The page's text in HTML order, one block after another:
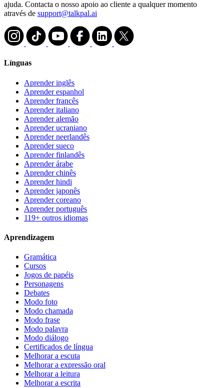
ajuda. Contacta o nosso apoio ao cliente a qualquer momento
através de support@talkpal.ai
Línguas
Aprender inglês
Aprender espanhol
Aprender francês
Aprender italiano
Aprender alemão
Aprender ucraniano
Aprender neerlandês
Aprender sueco
Aprender finlandês
Aprender árabe
Aprender chinês
Aprender hindi
Aprender japonês
Aprender coreano
Aprender português
119+ outros idiomas
Aprendizagem
Gramática
Cursos
Jogos de papéis
Personagens
Debates
Modo foto
Modo chamada
Modo frase
Modo palavra
Modo diálogo
Certificados de língua
Melhorar a escuta
Melhorar a expressão oral
Melhorar a leitura
Melhorar a escrita